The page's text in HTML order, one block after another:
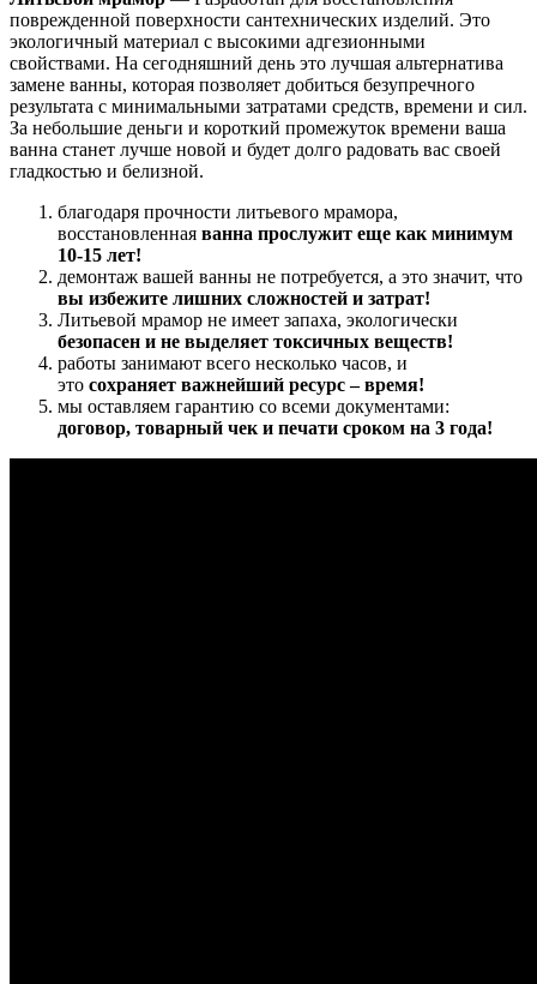
поврежденной поверхности сантехнических изделий. Это
экологичный материал с высокими адгезионными
свойствами. На сегодняшний день это лучшая альтернатива
замене ванны, которая позволяет добиться безупречного
результата с минимальными затратами средств, времени и сил.
За небольшие деньги и короткий промежуток времени ваша
ванна станет лучше новой и будет долго радовать вас своей
гладкостью и белизной.
благодаря прочности литьевого мрамора,
восстановленная ванна прослужит еще как минимум
10-15 лет!
демонтаж вашей ванны не потребуется, а это значит, что
вы избежите лишних сложностей и затрат!
Литьевой мрамор не имеет запаха, экологически
безопасен и не выделяет токсичных веществ!
работы занимают всего несколько часов, и
это сохраняет важнейший ресурс – время!
мы оставляем гарантию со всеми документами:
договор, товарный чек и печати сроком на 3 года!